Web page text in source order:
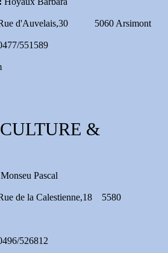
5060 Arsimont
&
Pascal
5580